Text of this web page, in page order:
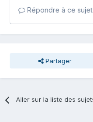
Répondre à ce
Partager
Aller sur la liste des